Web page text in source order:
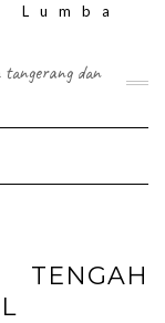
dan